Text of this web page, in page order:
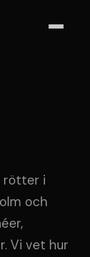
rötter i
och
Vi vet hur